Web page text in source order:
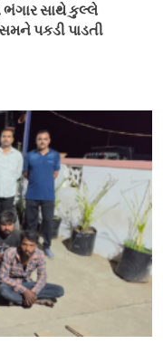
ભંગાર સાથે કુલ્લે
પકડી પાડતી